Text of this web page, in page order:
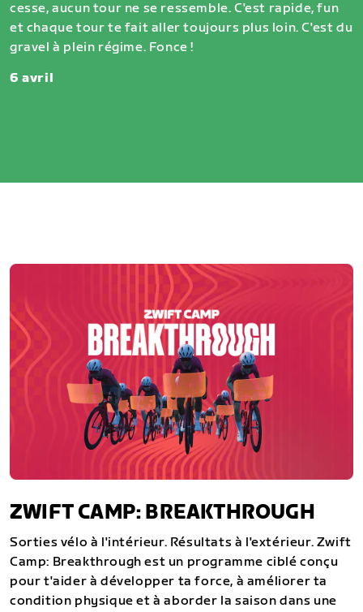
cesse, aucun tour ne se ressemble. C'est rapide, fun
et chaque tour te fait aller toujours plus loin. C'est du
gravel à plein régime. Fonce !
6 avril
ZWIFT CAMP: BREAKTHROUGH
Sorties vélo à l'intérieur. Résultats à l'extérieur. Zwift
Camp: Breakthrough est un programme ciblé conçu
pour t'aider à développer ta force, à améliorer ta
condition physique et à aborder la saison dans une